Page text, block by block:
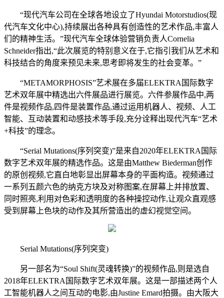
“现代汽车公司在全球各地设立了Hyundai Motorstudios(现
代汽车文化中心),持续展出各种具有创造性的艺术作品,丰富人
们的精神生活。”现代汽车全球体验营销负责人Cornelia
Schneider指出,“此次展览的特别意义在于,它指引我们从艺术和
科技结合的角度来预见未来,思考即将发生的社会变革。”
“METAMORPHOSIS”艺术展在多届ELEKTRA国际数字
艺术双年展中精选出六件展品进行展览。六件参展作品中,两
件是视频作品,四件是装置作品,通过运用机器人、视频、人工
智能、互动装置和动感技术等手段,充分诠释出现代汽车“艺术
+科技”的理念。
“Serial Mutations(序列突变)”是来自2020年ELEKTRA国际
数字艺术双年展的精选作品。这是由Matthew Biederman创作
的原创视频,它直白地彰显出屏幕本身的平面构造。视频通过
一系列五颜六色的纳克方块及对称图案,在屏幕上并排放置、
同时照亮,利用对色彩和透明度的各种操控动作,让观众直观感
受到屏幕上色块的动作及其所营造出的虚幻视觉空间。
Serial Mutations(序列突变)
另一部名为“Soul Shift(灵魂转换)”的视频作品,则是选自
2018年ELEKTRA国际数字艺术双年展。这是一部描述两个人
工智能机器人之间互动的电影,由Justine Emard拍摄。由大阪大